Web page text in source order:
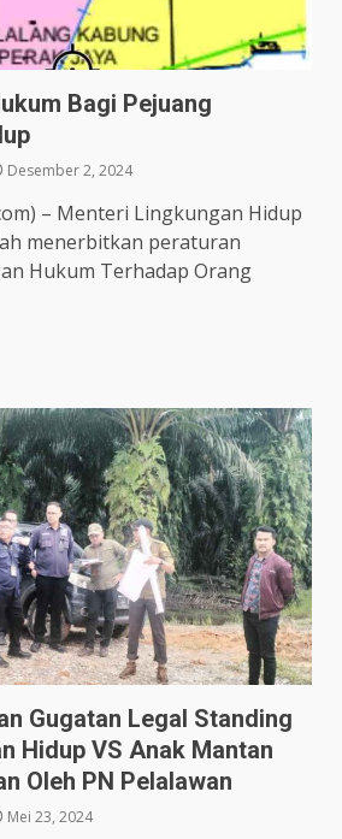
Bagi Pejuang
Desember 2, 2024
– Menteri Lingkungan Hidup
menerbitkan peraturan
Hukum Terhadap Orang
Gugatan Legal Standing
Hidup VS Anak Mantan
Oleh PN Pelalawan
Mei 23, 2024